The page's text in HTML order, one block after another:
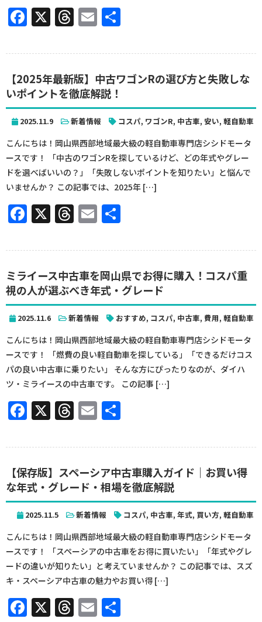
Facebook
X Threads
Email
【2025年最新版】中古ワゴンRの選び方と失敗しな
いポイントを徹底解説！
2025.11.9 新着情報 コスパ, ワゴンR, 中古車, 安い, 軽自動車
こんにちは！岡山県西部地域最大級の軽自動車専門店シシドモータ
ースです！ 「中古のワゴンRを探しているけど、どの年式やグレー
ドを選べばいいの？」「失敗しないポイントを知りたい」と悩んで
いませんか？ この記事では、2025年 […]
Facebook
X Threads
Email
ミライース中古車を岡山県でお得に購入！コスパ重
視の人が選ぶべき年式・グレード
2025.11.6 新着情報 おすすめ, コスパ, 中古車, 費用, 軽自動車
こんにちは！岡山県西部地域最大級の軽自動車専門店シシドモータ
ースです！ 「燃費の良い軽自動車を探している」「できるだけコス
パの良い中古車に乗りたい」 そんな方にぴったりなのが、ダイハ
ツ・ミライースの中古車です。 この記事 […]
Facebook
X Threads
Email
【保存版】スペーシア中古車購入ガイド｜お買い得
な年式・グレード・相場を徹底解説
2025.11.5 新着情報 コスパ, 中古車, 年式, 買い方, 軽自動車
こんにちは！岡山県西部地域最大級の軽自動車専門店シシドモータ
ースです！ 「スペーシアの中古車をお得に買いたい」「年式やグレ
ードの違いが知りたい」と考えていませんか？ この記事では、スズ
キ・スペーシア中古車の魅力やお買い得 […]
Facebook
X Threads
Email